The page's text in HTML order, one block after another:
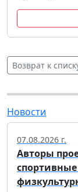
Возврат к
Новости
07.08.2026 г.
Авторы